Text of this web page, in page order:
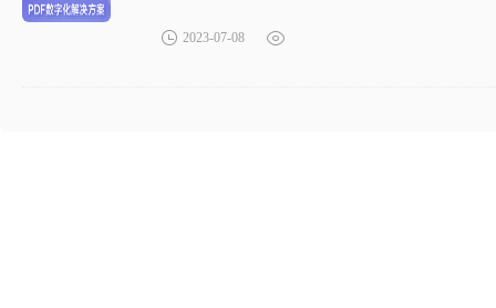
2023-07-08